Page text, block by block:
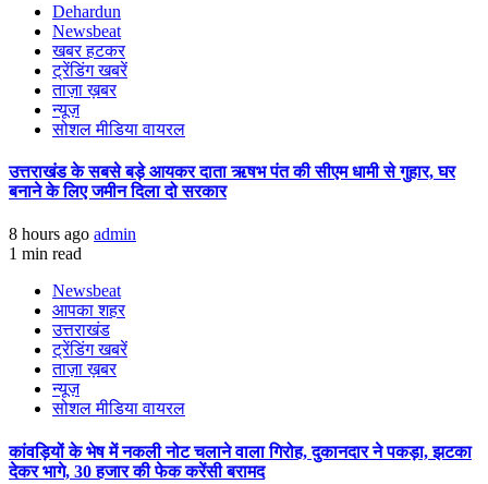
Dehardun
Newsbeat
खबर हटकर
ट्रेंडिंग खबरें
ताज़ा ख़बर
न्यूज़
सोशल मीडिया वायरल
उत्तराखंड के सबसे बड़े आयकर दाता ऋषभ पंत की सीएम धामी से गुहार, घर
बनाने के लिए जमीन दिला दो सरकार
8 hours ago admin
1 min read
Newsbeat
आपका शहर
उत्तराखंड
ट्रेंडिंग खबरें
ताज़ा ख़बर
न्यूज़
सोशल मीडिया वायरल
कांवड़ियों के भेष में नकली नोट चलाने वाला गिरोह, दुकानदार ने पकड़ा, झटका
देकर भागे, 30 हजार की फेक करेंसी बरामद